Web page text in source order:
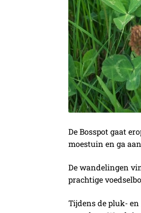
De Bosspot gaat
moestuin en ga
De wandelingen
prachtige
Tijdens de pluk-